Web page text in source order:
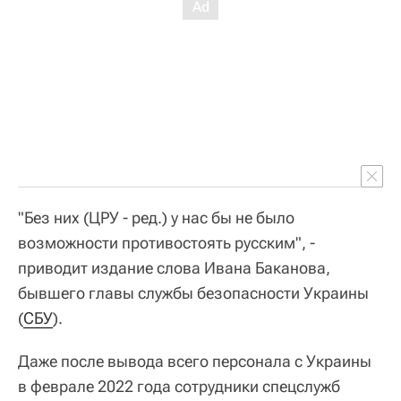
"Без них (ЦРУ - ред.) у нас бы не было
возможности противостоять русским", -
приводит издание слова Ивана Баканова,
бывшего главы службы безопасности Украины
(СБУ).
Даже после вывода всего персонала с Украины
в феврале 2022 года сотрудники спецслужб